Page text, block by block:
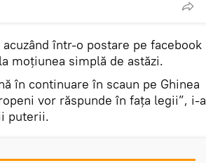
într-o postare pe facebook
moţiunea simplă de astăzi.
în continuare în scaun pe Ghinea
vor răspunde în faţa legii”, i-a
puterii.